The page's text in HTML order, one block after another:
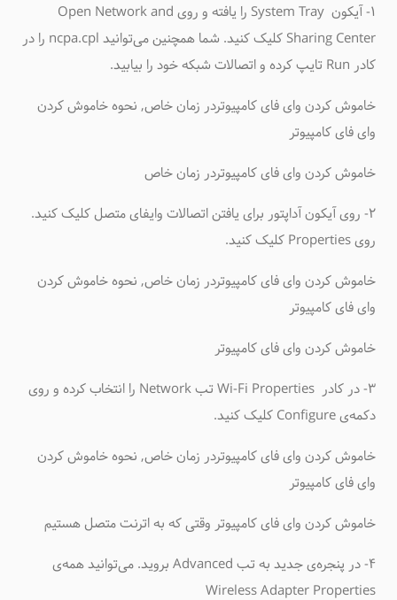
۱- آیکون System Tray را یافته و روی Open Network and
Sharing Center کلیک کنید. شما همچنین می‌توانید ncpa.cpl را در
کادر Run تایپ کرده و اتصالات شبکه خود را بیابید.
خاموش کردن وای فای کامپیوتردر زمان خاص, نحوه خاموش کردن
وای فای کامپیوتر
خاموش کردن وای فای کامپیوتردر زمان خاص
۲- روی آیکون آداپتور برای یافتن اتصالات وای‎فای متصل کلیک کنید.
روی Properties کلیک کنید.
خاموش کردن وای فای کامپیوتردر زمان خاص, نحوه خاموش کردن
وای فای کامپیوتر
خاموش کردن وای فای کامپیوتر
۳- در کادر Wi-Fi Properties تب Network را انتخاب کرده و روی
دکمه‌ی Configure کلیک کنید.
خاموش کردن وای فای کامپیوتردر زمان خاص, نحوه خاموش کردن
وای فای کامپیوتر
خاموش کردن وای فای کامپیوتر وقتی که به اترنت متصل هستیم
۴- در پنجره‌ی جدید به تب Advanced بروید. می‌توانید همه‌ی
Wireless Adapter Properties